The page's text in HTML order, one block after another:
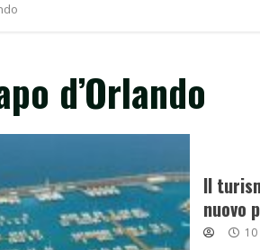
d’Orlando
Il
nuovo